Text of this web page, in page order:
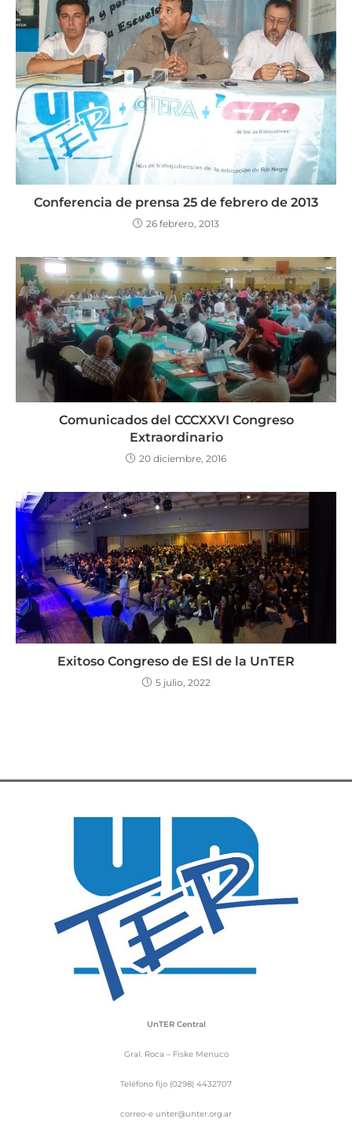
Conferencia de prensa 25 de febrero de 2013
26 febrero, 2013
Comunicados del CCCXXVI Congreso
Extraordinario
20 diciembre, 2016
Exitoso Congreso de ESI de la UnTER
5 julio, 2022
UnTER Central
Gral. Roca – Fiske Menuco
Teléfono fijo (0298) 4432707
correo-e unter@unter.org.ar